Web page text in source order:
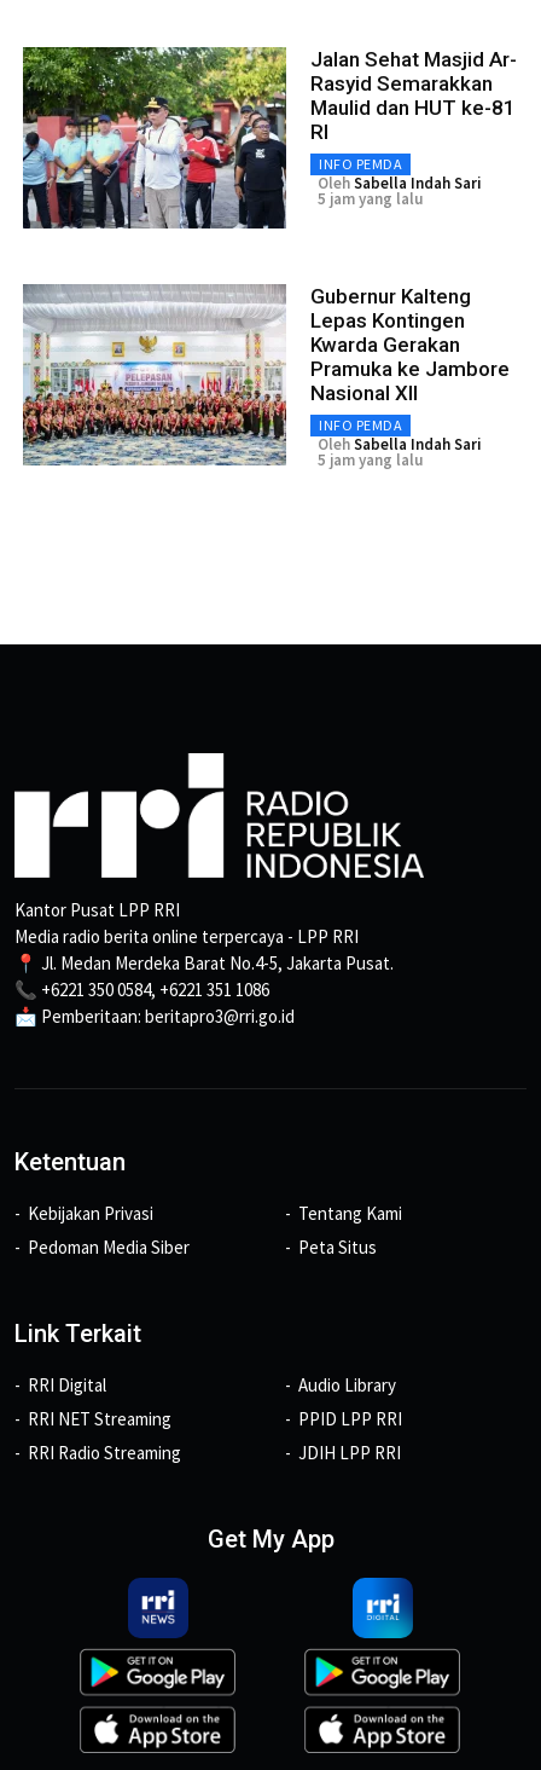
Jalan Sehat Masjid Ar-
Rasyid Semarakkan
Maulid dan HUT ke-81
RI
INFO PEMDA
OlehSabella Indah Sari
5 jam yang lalu
Gubernur Kalteng
Lepas Kontingen
Kwarda Gerakan
Pramuka ke Jambore
Nasional XII
INFO PEMDA
OlehSabella Indah Sari
5 jam yang lalu
Kantor Pusat LPP RRI
Media radio berita online terpercaya - LPP RRI
📍 Jl. Medan Merdeka Barat No.4-5, Jakarta Pusat.
📞 +6221 350 0584, +6221 351 1086
📩 Pemberitaan: beritapro3@rri.go.id
Ketentuan
Kebijakan Privasi
Pedoman Media Siber
Tentang Kami
Peta Situs
Link Terkait
RRI Digital
RRI NET Streaming
RRI Radio Streaming
Audio Library
PPID LPP RRI
JDIH LPP RRI
Get My App